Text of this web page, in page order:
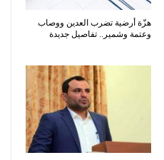
هزّة أرضية تضرب العدين ووصاب
وعتمة وشمير.. تفاصيل جديدة